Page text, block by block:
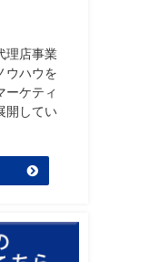
理店事業
ウハウを
ーケティ
開してい